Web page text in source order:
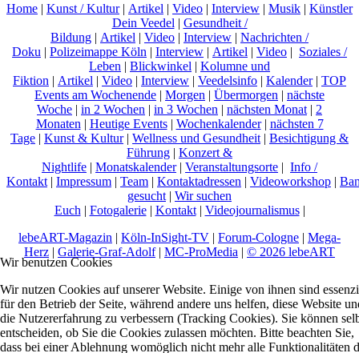
Home | Kunst / Kultur| Artikel | Video | Interview | Musik | Künstler
Dein Veedel | Gesundheit /
Bildung | Artikel | Video | Interview | Nachrichten /
Doku | Polizeimappe Köln | Interview | Artikel | Video | Soziales /
Leben | Blickwinkel | Kolumne und
Fiktion | Artikel | Video | Interview | Veedelsinfo | Kalender| TOP
Events am Wochenende | Morgen | Übermorgen | nächste
Woche | in 2 Wochen | in 3 Wochen | nächsten Monat | 2
Monaten | Heutige Events| Wochenkalender| nächsten 7
Tage | Kunst & Kultur| Wellness und Gesundheit | Besichtigung &
Führung | Konzert &
Nightlife | Monatskalender| Veranstaltungsorte | Info /
Kontakt | Impressum | Team | Kontaktadressen | Videoworkshop |
gesucht | Wir suchen
Euch | Fotogalerie| Kontakt| Videojournalismus|
lebeART-Magazin | Köln-InSight-TV | Forum-Cologne | Mega-
Herz | Galerie-Graf-Adolf| MC-ProMedia | © 2026 lebeART
Wir benutzen Cookies
Wir nutzen Cookies auf unserer Website. Einige von ihnen sind
für den Betrieb der Seite, während andere uns helfen, diese Website
die Nutzererfahrung zu verbessern (Tracking Cookies). Sie können
entscheiden, ob Sie die Cookies zulassen möchten. Bitte beachten Sie,
dass bei einer Ablehnung womöglich nicht mehr alle Funktionalitäten